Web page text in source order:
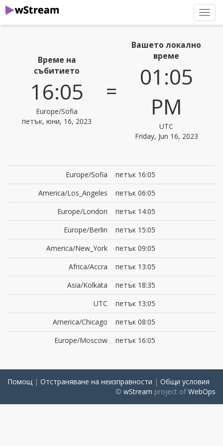
Време на
събитието
16:05
Europe/Sofia
петък, юни, 16, 2023
=
Вашето локално
време
01:05
PM
UTC
Friday, Jun 16, 2023
Europe/Sofia
петък 16:05
America/Los_Angeles
петък 06:05
Europe/London
петък 14:05
Europe/Berlin
петък 15:05
America/New_York
петък 09:05
Africa/Accra
петък 13:05
Asia/Kolkata
петък 18:35
UTC
петък 13:05
America/Chicago
петък 08:05
Europe/Moscow
петък 16:05
Помощ | Отстраняване на неизправности | Общи условия
© wStream project ofWebOps